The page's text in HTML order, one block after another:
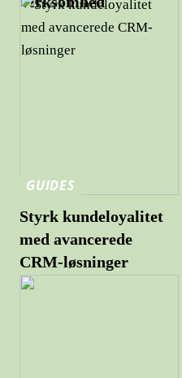
GUIDES
Styrk kundeloyalitet
med avancerede
CRM-løsninger